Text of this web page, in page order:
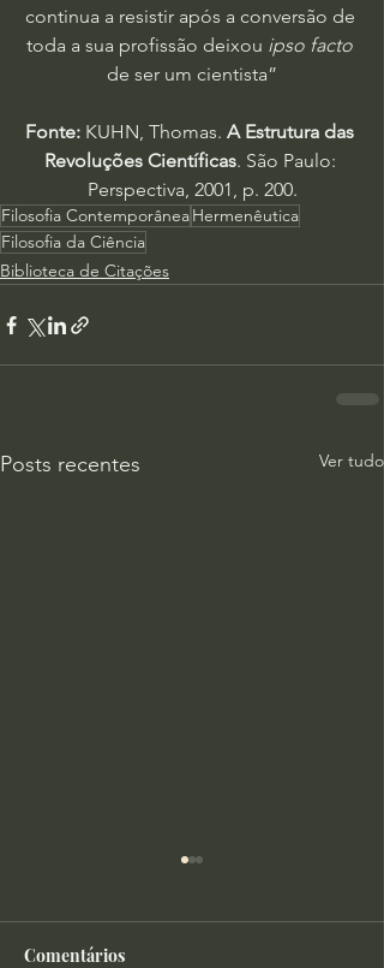
continua a resistir após a conversão de
toda a sua profissão deixou ipso facto
de ser um cientista”
Fonte: KUHN, Thomas. A Estrutura das
Revoluções Científicas. São Paulo:
Perspectiva, 2001, p. 200.
Filosofia ContemporâneaHermenêutica
Filosofia da Ciência
Biblioteca de Citações
Posts recentes Ver tudo
Comentários